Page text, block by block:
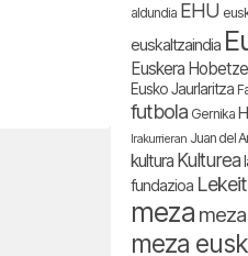
aldundia EHU
euskaltzaindia
Euskera
Eusko Jaurlaritza
futbola Gernika
Irakurrieran Juan del
kultura Kulturea
fundazioa
meza
meza